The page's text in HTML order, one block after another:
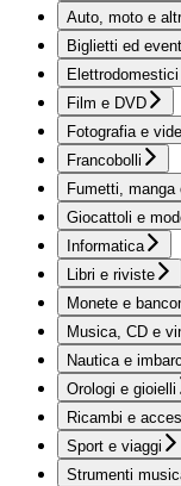
Auto, moto e
Biglietti ed
Elettrodomestici
Film e DVD
Fotografia e
Francobolli
Fumetti, manga
Giocattoli e
Informatica
Libri e riviste
Monete e
Musica, CD e
Nautica e
Orologi e gioielli
Ricambi e
Sport e viaggi
Strumenti